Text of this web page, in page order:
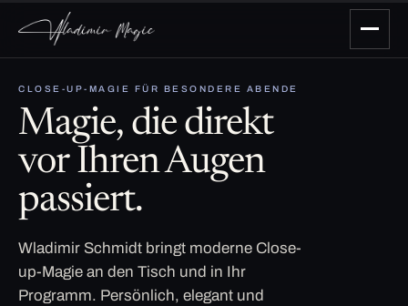
CLOSE-UP-MAGIE FÜR BESONDERE ABENDE
Magie, die direkt
vor Ihren Augen
passiert.
Wladimir Schmidt bringt moderne Close-
up-Magie an den Tisch und in Ihr
Programm. Persönlich, elegant und